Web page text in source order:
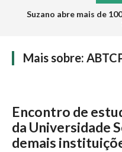
Suzano abre mais de
Mais sobre:
Encontro de
da Universidade
demais